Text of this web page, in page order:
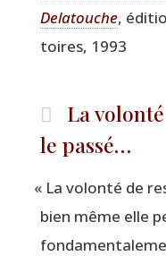
Dela­touche,
toires, 1993
La
le passé…
« La volon­té de
bien même elle